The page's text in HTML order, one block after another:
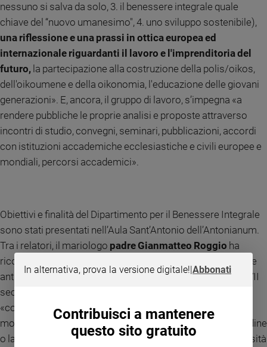
nessuno si salva da solo, 3. il benessere integrale quale
chiave del “nuovo umanesimo", 4. uno sviluppo sostenibile),
una riflessione e una prassi in ottica europea ed
internazionale riguardanti il lavoro e l'imprenditoria del
futuro, la partecipazione alla costruzione della polis/oikos,
dell'oikoumene e della oikonomia, l'educazione delle giovani
generazioni». E, ancora, il gruppo di lavoro, s’impegna «a
rendere pubbliche le proprie analisi e proposte attraverso
incontri di studio, convegni, seminari, pubblicazioni, accordi
con istituzioni accademiche ecclesiastiche e civili europee e
mondiali, percorsi accademici».
Obiettivi e finalità del Dipartimento per il Benessere Integrale
sono stati presentati nell’Aula Sant’Antonio dell’Antonianum.
Tra i relatori, il mariologo padre Gianmatteo Roggio ha
ricostruito in un interessante excursus storico il profondo e
antico legame tra la figura di Maria e il creato a partire dal VII
secolo, quando la Madonna, nella cultura del tempo,
«cominciò a essere vista come una sorta di “feudataria del
mondo”, con un ruolo quindi ch’era il mantenimento dell’ordine
o la difesa dal caos, garantendo lavoro, cibo e pace, necessità
In alternativa, prova la versione digitale!|Abbonati
Contribuisci a mantenere
questo sito gratuito